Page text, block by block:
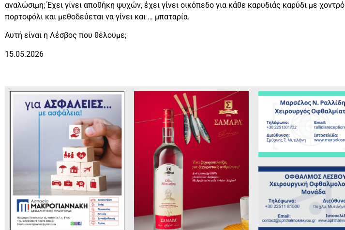
αναλώσιμη; Έχει γίνει αποθήκη ψυχών, έχει γίνει οικόπεδο για κάθε καρυδιάς καρύδι με χοντρό
πορτοφόλι και μεθοδεύεται να γίνει και … μπαταρία.
Αυτή είναι η Λέσβος που θέλουμε;
15.05.2026